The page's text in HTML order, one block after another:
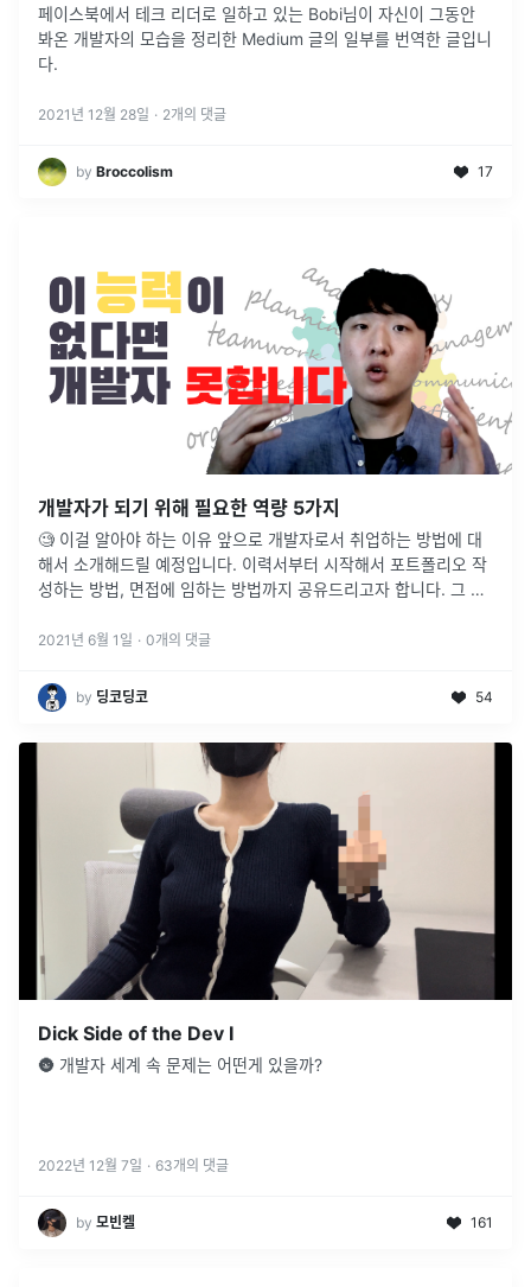
페이스북에서 테크 리더로 일하고 있는 Bobi님이 자신이 그동안
봐온 개발자의 모습을 정리한 Medium 글의 일부를 번역한 글입니
다.
2021년 12월 28일 · 2개의 댓글
by Broccolism 17
개발자가 되기 위해 필요한 역량 5가지
🧐 이걸 알아야 하는 이유 앞으로 개발자로서 취업하는 방법에 대
해서 소개해드릴 예정입니다. 이력서부터 시작해서 포트폴리오 작
성하는 방법, 면접에 임하는 방법까지 공유드리고자 합니다. 그 전
이 역량들을...
2021년 6월 1일 · 0개의 댓글
by 딩코딩코 54
Dick Side of the Dev I
🌚 개발자 세계 속 문제는 어떤게 있을까?
2022년 12월 7일 · 63개의 댓글
by 모빈켈 161